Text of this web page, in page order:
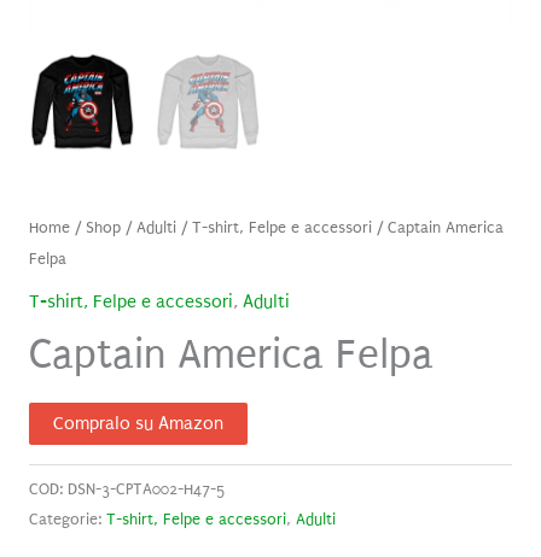
Home/ Shop/Adulti/T-shirt, Felpe e accessori/ Captain America
Felpa
T-shirt, Felpe e accessori, Adulti
Captain America Felpa
Compralo su Amazon
COD: DSN-3-CPTA002-H47-5
Categorie: T-shirt, Felpe e accessori, Adulti